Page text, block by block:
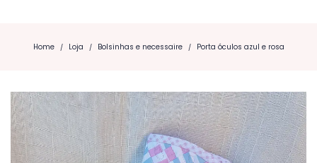
Home / Loja / Bolsinhas e necessaire / Porta óculos azul e rosa